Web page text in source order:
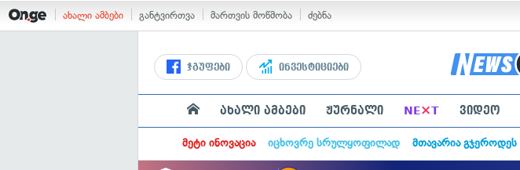
ახალი ამბები განტვირთვა მართვის მოწმობა ძებნა
ჯგუფები ინვესტიციები
ახალი ამბები ჟურნალი NE×T ვიდეო
მეტი ინოვაცია იცხოვრე სრულყოფილად მთავარია გჯეროდეს